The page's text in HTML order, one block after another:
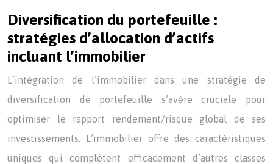
Diversification du portefeuille :
stratégies d’allocation d’actifs
incluant l’immobilier
L’intégration de l’immobilier dans une stratégie de
diversification de portefeuille s’avère cruciale pour
optimiser le rapport rendement/risque global de ses
investissements. L’immobilier offre des caractéristiques
uniques qui complètent efficacement d’autres classes